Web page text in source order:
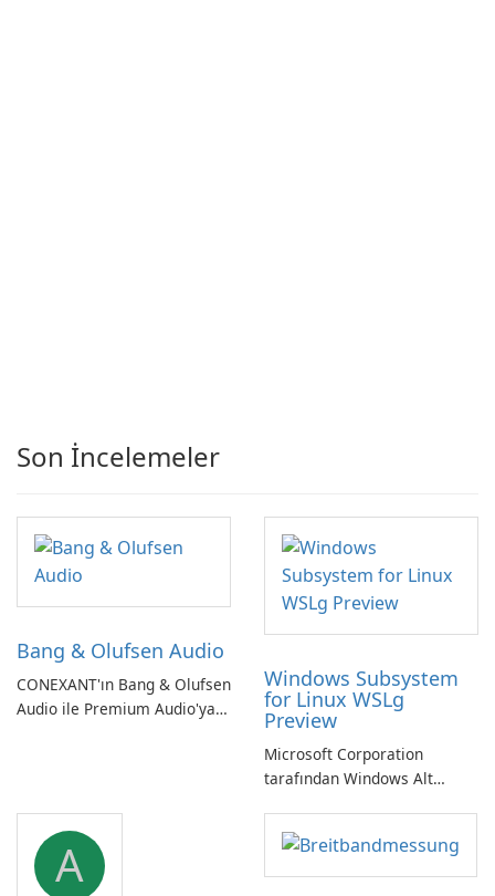
Son İncelemeler
Bang & Olufsen Audio
CONEXANT'ın Bang & Olufsen
Audio ile Premium Audio'ya
Windows Subsystem
for Linux WSLg
Preview
Microsoft Corporation
tarafından Windows Alt
Linux ve Windows
ortamlarının sorunsuz
entegrasyonu için
A